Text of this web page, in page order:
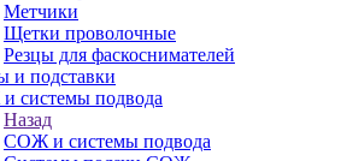
Метчики
Щетки проволочные
Резцы для фаскоснимателей
и подставки
системы подвода
Назад
СОЖ и системы подвода